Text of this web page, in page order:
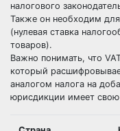
налогового
Также он необходим
(нулевая ставка
товаров).
Важно понимать, что
который
аналогом налога на
юрисдикции имеет свою